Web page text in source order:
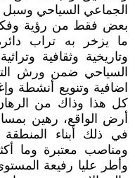
الجماعي السياحي
بعض فقط من رؤية
ما يزخر به تراب
وتاريخية وثقافية
السياحي ضمن ورش
اضافية وتنويع أنشطة
كل هذا وذاك من
أرض الواقع، رهين
في ذلك أبناء
ومناصب معتبرة وما
وأطر عليا رفيعة